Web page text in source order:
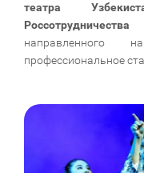
театра
направленного
профессиональное